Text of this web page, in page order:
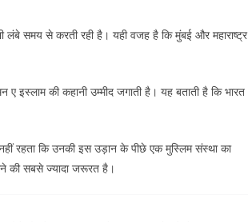
लंबे समय से करती रही है। यही वजह है कि मुंबई और महाराष्ट्र
की कहानी उम्मीद जगाती है। यह बताती है कि भारत
रहता कि उनकी इस उड़ान के पीछे एक मुस्लिम संस्था का
की सबसे ज्यादा जरूरत है।